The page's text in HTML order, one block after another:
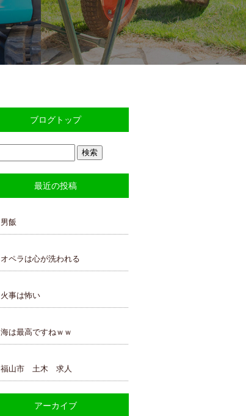
ブログトップ
最近の投稿
男飯
オペラは心が洗われる
火事は怖い
海は最高ですねｗｗ
福山市 土木 求人
アーカイブ